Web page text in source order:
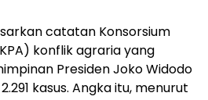
catatan Konsorsium
konflik agraria yang
Presiden Joko Widodo
kasus. Angka itu, menurut